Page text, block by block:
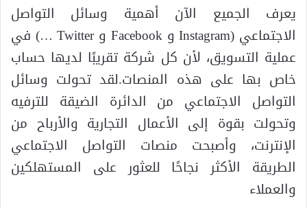
يعرف الجميع الآن أهمية وسائل التواصل
الاجتماعي (Instagram و Facebook و Twitter …) في
عملية التسويق، لأن كل شركة تقريبًا لديها حساب
خاص بها على هذه المنصات.لقد تحولت وسائل
التواصل الاجتماعي من الدائرة الضيقة للترفيه
وتحولت بقوة إلى الأعمال التجارية والأرباح من
الإنترنت، وأصبحت منصات التواصل الاجتماعي
الطريقة الأكثر نجاحًا للعثور على المستهلكين
والعملاء